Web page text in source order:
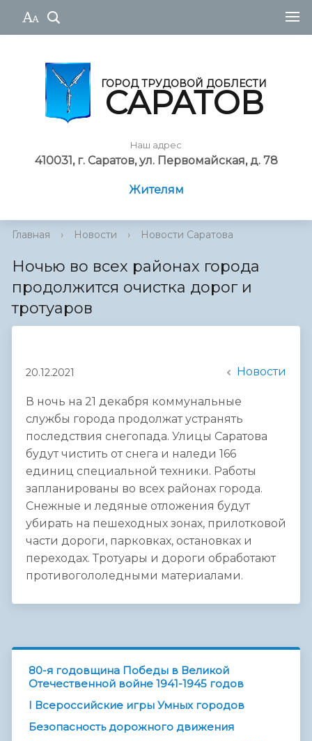
ГОРОД ТРУДОВОЙ ДОБЛЕСТИ
САРАТОВ
Наш адрес
410031, г. Саратов, ул. Первомайская, д. 78
Жителям
Главная › Новости › Новости Саратова
Ночью во всех районах города
продолжится очистка дорог и
тротуаров
20.12.2021 Новости
В ночь на 21 декабря коммунальные
службы города продолжат устранять
последствия снегопада. Улицы Саратова
будут чистить от снега и наледи 166
единиц специальной техники. Работы
запланированы во всех районах города.
Снежные и ледяные отложения будут
убирать на пешеходных зонах, прилотковой
части дороги, парковках, остановках и
переходах. Тротуары и дороги обработают
противогололедными материалами.
80-я годовщина Победы в Великой
Отечественной войне 1941-1945 годов
I Всероссийские игры Умных городов
Безопасность дорожного движения